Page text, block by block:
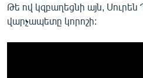
Թե ով կզբաղեցնի այն,
վարչապետը կորոշի: